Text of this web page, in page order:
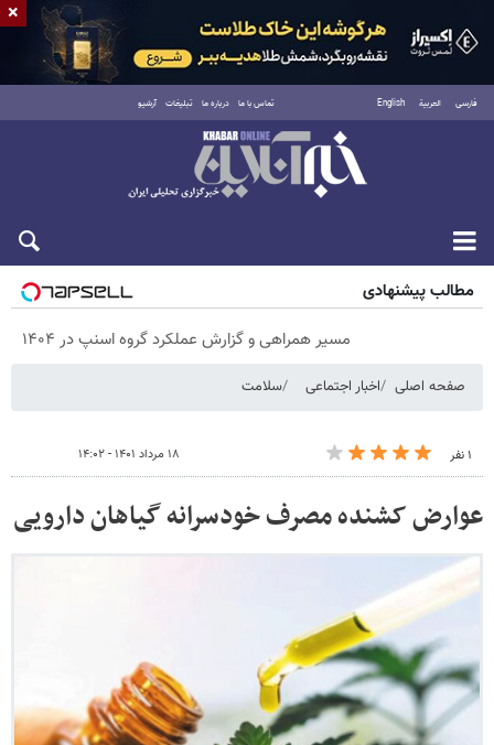
فارسی العربية English تماس با ما درباره ما تبلیغات آرشیو
شنبه ۱۷ مرداد ۱۴۰۵
مطالب پیشنهادی
مسیر همراهی و گزارش عملکرد گروه اسنپ در ۱۴۰۴
صفحه اصلی اخبار اجتماعی سلامت
۱ نفر ۱۸ مرداد ۱۴۰۱ - ۱۴:۰۲
عوارض کشنده مصرف خودسرانه گیاهان دارویی
×